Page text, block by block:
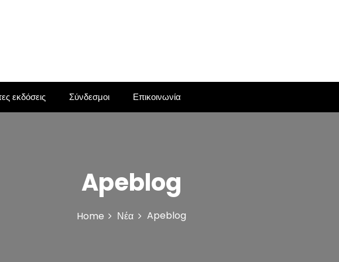
εκδόσεις Σύνδεσμοι Επικοινωνία
Apeblog
Home Νέα Apeblog